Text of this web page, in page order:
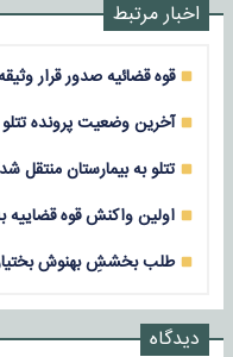
اخبار مرتبط
قوه قضائیه صدور قرار
آخرین وضعیت پرونده تتلو
تتلو به بیمارستان
اولین واکنش قوه قضاییه
طلب بخششِ بهنوش
دیدگاه